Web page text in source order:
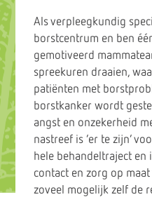
Als verpleegkundig
borstcentrum en ben
gemotiveerd
spreekuren draaien,
patiënten met
borstkanker wordt
angst en onzekerheid
nastreef is ‘er te zijn’
hele behandeltraject en
contact en zorg op
zoveel mogelijk zelf de